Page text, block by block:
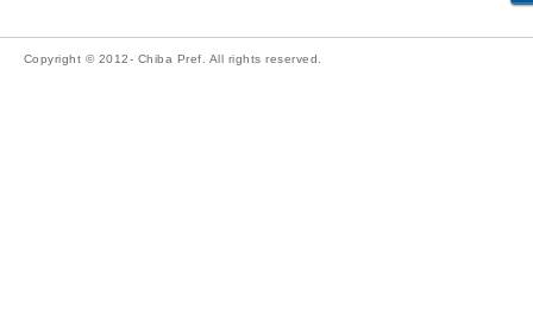
Copyright © 2012- Chiba Pref. All rights reserved.